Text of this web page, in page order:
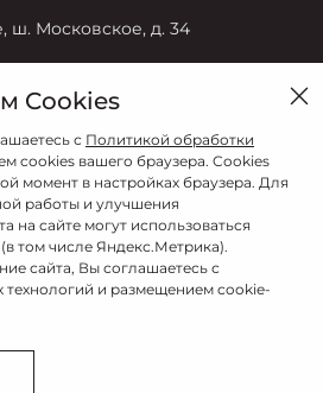
Московское, д. 34
275-99-11
Cookies
с Политикой обработки
cookies вашего браузера. Cookies
момент в настройках браузера. Для
работы и улучшения
на сайте могут использоваться
том числе Яндекс.Метрика).
сайта, Вы соглашаетесь с
технологий и размещением cookie-